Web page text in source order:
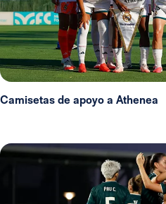
Camisetas de apoyo a Athenea